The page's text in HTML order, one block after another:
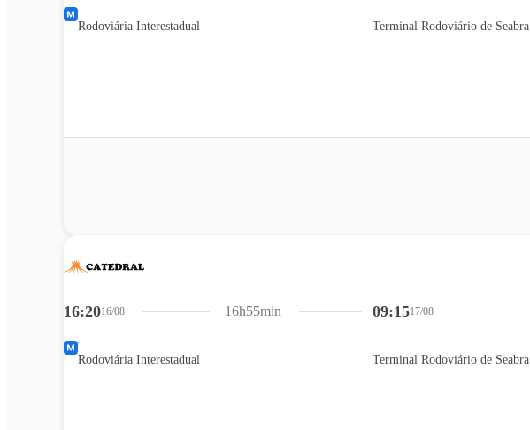
Rodoviária Interestadual Terminal Rodoviário de Seabra
16:2016/08
Rodoviária Interestadual
09:1517/08
Terminal Rodoviário de Seabra
16h55min